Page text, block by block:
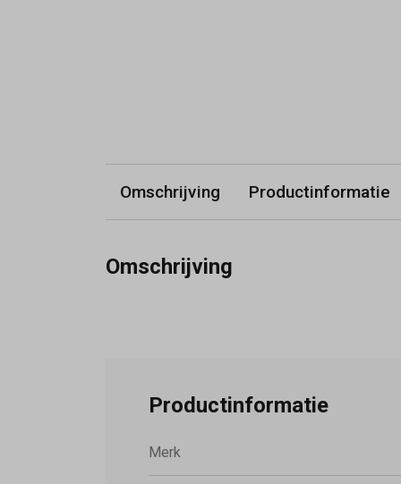
Omschrijving Productinformatie
Omschrijving
Productinformatie
Merk